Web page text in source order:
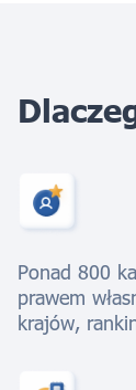
Ponad 800
prawem
krajów,